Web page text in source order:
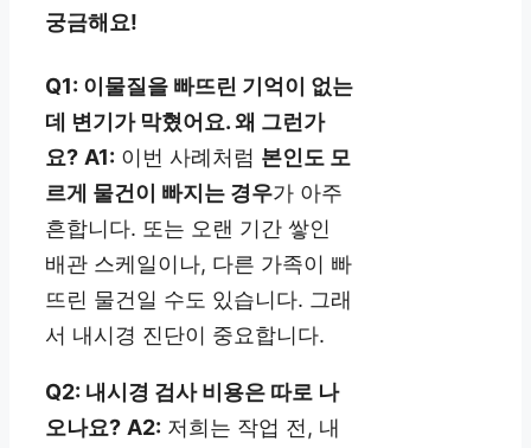
궁금해요!
Q1: 이물질을 빠뜨린 기억이 없는
데 변기가 막혔어요. 왜 그런가
요? A1: 이번 사례처럼 본인도 모
르게 물건이 빠지는 경우가 아주
흔합니다. 또는 오랜 기간 쌓인
배관 스케일이나, 다른 가족이 빠
뜨린 물건일 수도 있습니다. 그래
서 내시경 진단이 중요합니다.
Q2: 내시경 검사 비용은 따로 나
오나요? A2: 저희는 작업 전, 내